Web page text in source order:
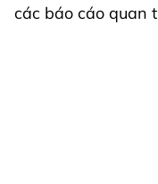
các báo cáo quan